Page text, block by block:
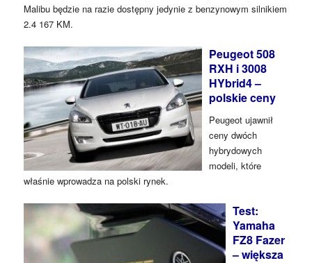
Malibu będzie na razie dostępny jedynie z benzynowym silnikiem
2.4 167 KM.
Peugeot 508
RXH i 3008
HYbrid4 –
polskie ceny
Peugeot ujawnił
ceny dwóch
hybrydowych
modeli, które
właśnie wprowadza na polski rynek.
Test:
Yamaha
FZ8 Fazer
– większa